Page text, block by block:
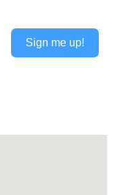
Sign me up!